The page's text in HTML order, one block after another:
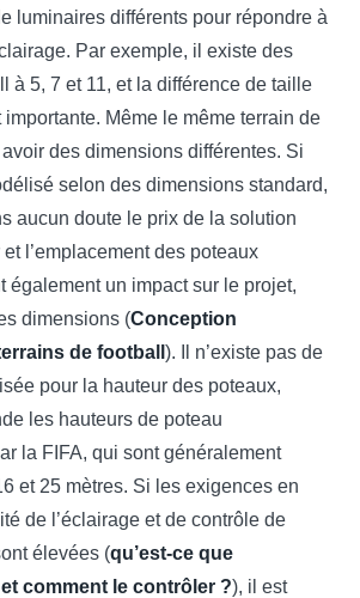
luminaires différents pour répondre à
Par exemple, il existe des
à 5, 7 et 11, et la différence de taille
Même le même terrain de
des dimensions différentes. Si
selon des dimensions standard,
aucun doute le prix de la solution
l’emplacement des poteaux
également un impact sur le projet,
dimensions (Conception
de football ). Il n’existe pas de
pour la hauteur des poteaux,
les hauteurs de poteau
la FIFA, qui sont généralement
et 25 mètres. Si les exigences en
de l’éclairage et de contrôle de
élevées (qu’est-ce que
et comment le contrôler ?), il est